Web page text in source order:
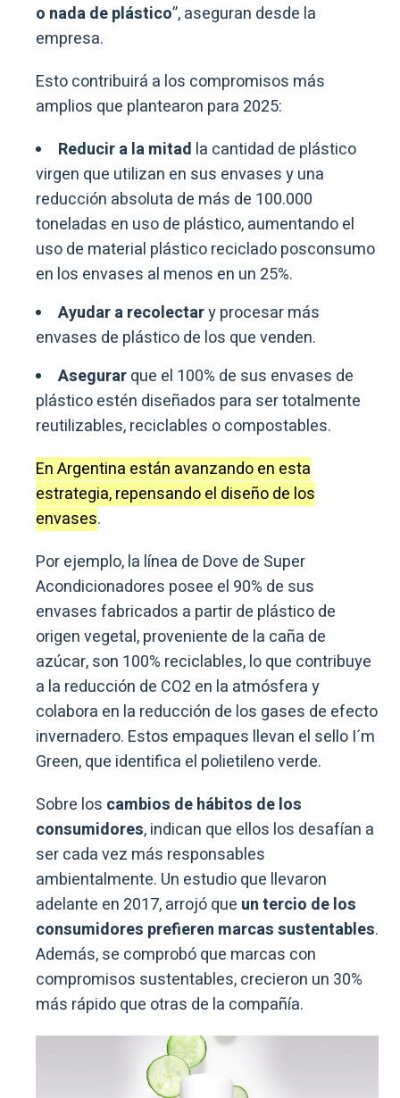
o nada de plástico”, aseguran desde la
empresa.
Esto contribuirá a los compromisos más
amplios que plantearon para 2025:
Reducir a la mitad la cantidad de plástico
virgen que utilizan en sus envases y una
reducción absoluta de más de 100.000
toneladas en uso de plástico, aumentando el
uso de material plástico reciclado posconsumo
en los envases al menos en un 25%.
Ayudar a recolectary procesar más
envases de plástico de los que venden.
Asegurarque el 100% de sus envases de
plástico estén diseñados para ser totalmente
reutilizables, reciclables o compostables.
En Argentina están avanzando en esta
estrategia, repensando el diseño de los
envases.
Por ejemplo, la línea de Dove de Super
Acondicionadores posee el 90% de sus
envases fabricados a partir de plástico de
origen vegetal, proveniente de la caña de
azúcar, son 100% reciclables, lo que contribuye
a la reducción de CO2 en la atmósfera y
colabora en la reducción de los gases de efecto
invernadero. Estos empaques llevan el sello I´m
Green, que identifica el polietileno verde.
Sobre los cambios de hábitos de los
consumidores, indican que ellos los desafían a
ser cada vez más responsables
ambientalmente. Un estudio que llevaron
adelante en 2017, arrojó que un tercio de los
consumidores prefieren marcas sustentables.
Además, se comprobó que marcas con
compromisos sustentables, crecieron un 30%
más rápido que otras de la compañía.